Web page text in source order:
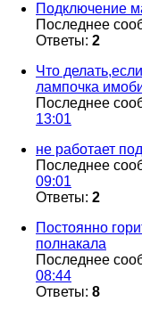
Подключение
Последнее
Ответы: 2
Что
лампочка
Последнее
13:01
не работает
Последнее
09:01
Ответы: 2
Постоянно
полнакала
Последнее
08:44
Ответы: 8